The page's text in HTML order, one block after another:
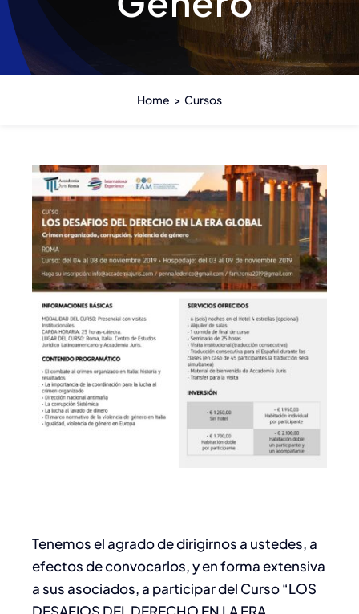
Estatuto
Home Cursos
Tenemos el agrado de dirigirnos a ustedes, a
efectos de convocarlos, y en forma extensiva
a sus asociados, a participar del Curso “LOS